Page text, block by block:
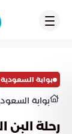
بوابة السعودية
بوابة
رحلة